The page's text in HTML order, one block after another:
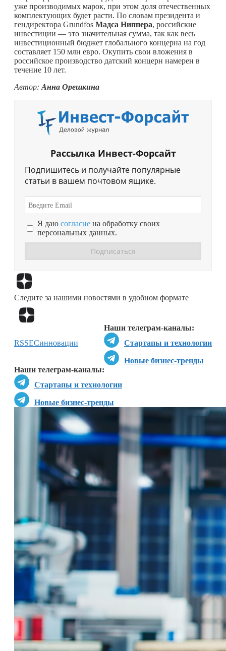
уже производимых марок, при этом доля отечественных
комплектующих будет расти. По словам президента и
гендиректора Grundfos Мадса Ниппера, российские
инвестиции — это значительная сумма, так как весь
инвестиционный бюджет глобального концерна на год
составляет 150 млн евро. Окупить свои вложения в
российское производство датский концерн намерен в
течение 10 лет.
Автор: Анна Орешкина
Рассылка Инвест-Форсайт
Подпишитесь и получайте популярные
статьи в вашем почтовом ящике.
Я даю согласие на обработку своих
персональных данных.
Следите за нашими новостями в удобном формате
Наши телеграм-каналы:
Стартапы и технологии
Новые бизнес-тренды
Наши телеграм-каналы:
Стартапы и технологии
Новые бизнес-тренды
RSSЕСинновации